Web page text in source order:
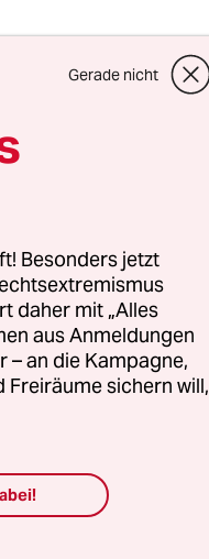
Gerade nicht
Besonders jetzt
daher mit „Alles
aus Anmeldungen
– an die Kampagne,
sichern will,